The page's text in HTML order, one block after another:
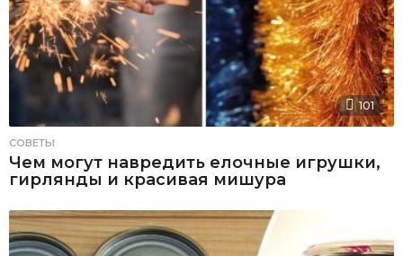
101
СОВЕТЫ
Чем могут навредить елочные игрушки,
гирлянды и красивая мишура